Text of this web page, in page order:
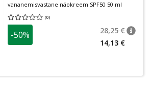
vananemisvastane näokreem SPF50 50 ml
(0)
Keskmine hinnang 0.00
-50% 28,25 €
14,13 €